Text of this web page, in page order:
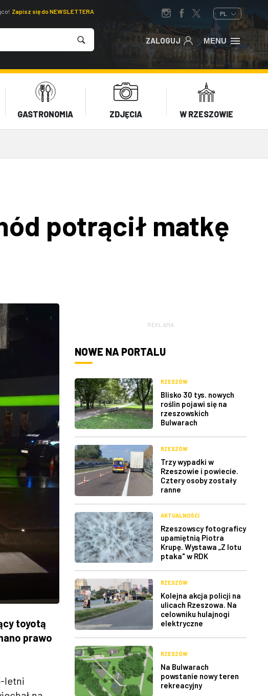
Zapisz się do NEWSLETTERA PL
ZALOGUJ MENU
GASTRONOMIA ZDJĘCIA W RZESZOWIE
potrącił matkę
toyotą
prawo
letni
REKLAMA
NOWE NA PORTALU
RZESZÓW
Blisko 30 tys. nowych
roślin pojawi się na
rzeszowskich
Bulwarach
RZESZÓW
Trzy wypadki w
Rzeszowie i powiecie.
Cztery osoby zostały
ranne
AKTUALNOŚCI
Rzeszowscy fotograficy
upamiętnią Piotra
Krupę. Wystawa „Z lotu
ptaka" w RDK
RZESZÓW
Kolejna akcja policji na
ulicach Rzeszowa. Na
celowniku hulajnogi
elektryczne
RZESZÓW
Na Bulwarach
powstanie nowy teren
rekreacyjny